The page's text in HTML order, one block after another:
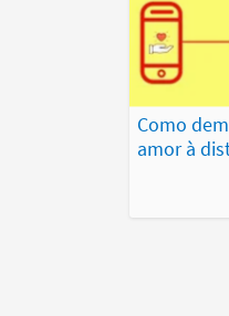
Como
amor à